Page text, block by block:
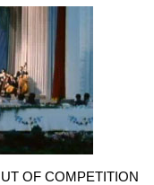
OF COMPETITION